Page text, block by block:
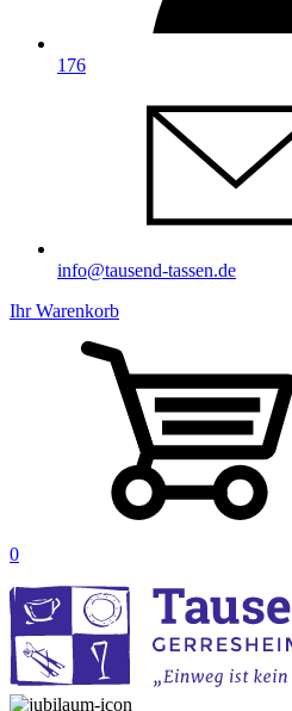
176
info@tausend-tassen.de
Ihr Warenkorb
0